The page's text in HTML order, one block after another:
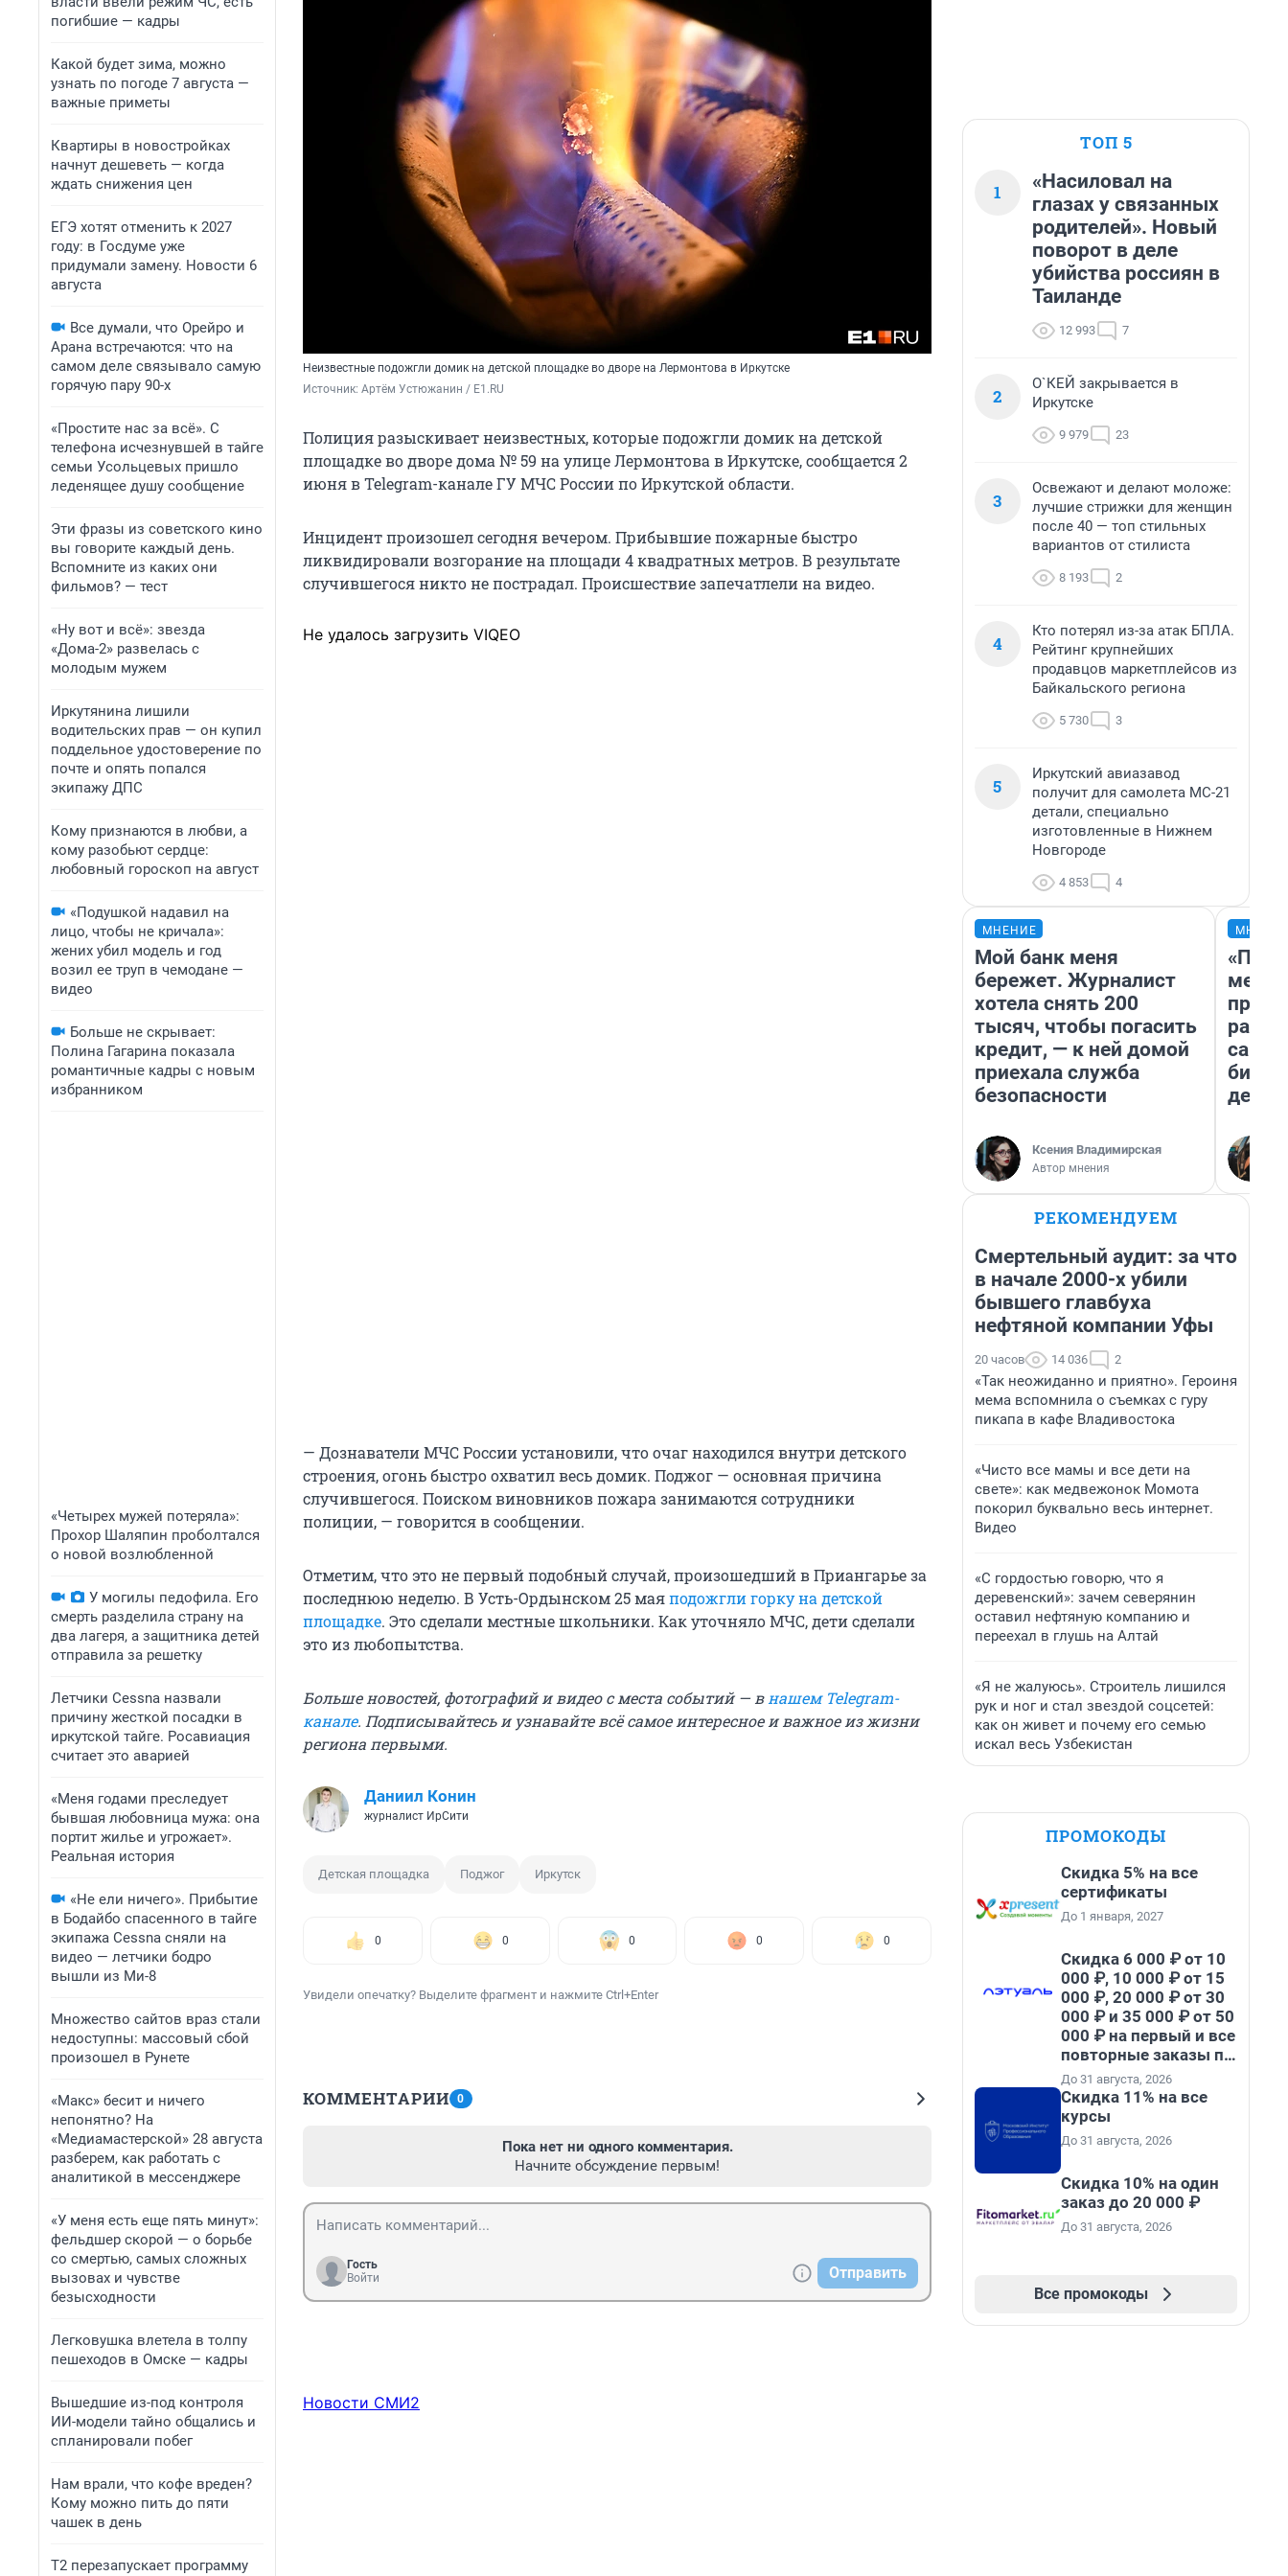
погибшие — кадры
Какой будет зима, можно
узнать по погоде 7 августа —
важные приметы
Квартиры в новостройках
начнут дешеветь — когда
ждать снижения цен
ЕГЭ хотят отменить к 2027
году: в Госдуме уже
придумали замену. Новости 6
августа
Все думали, что Орейро и
Арана встречаются: что на
самом деле связывало самую
горячую пару 90-х
«Простите нас за всё». С
телефона исчезнувшей в тайге
семьи Усольцевых пришло
леденящее душу сообщение
Эти фразы из советского кино
вы говорите каждый день.
Вспомните из каких они
фильмов? — тест
«Ну вот и всё»: звезда
«Дома-2» развелась с
молодым мужем
Иркутянина лишили
водительских прав — он купил
поддельное удостоверение по
почте и опять попался
экипажу ДПС
Кому признаются в любви, а
кому разобьют сердце:
любовный гороскоп на август
«Подушкой надавил на
лицо, чтобы не кричала»:
жених убил модель и год
возил ее труп в чемодане —
видео
Больше не скрывает:
Полина Гагарина показала
романтичные кадры с новым
избранником
«Четырех мужей потеряла»:
Прохор Шаляпин проболтался
о новой возлюбленной
У могилы педофила. Его
смерть разделила страну на
два лагеря, а защитника детей
отправила за решетку
Летчики Cessna назвали
причину жесткой посадки в
иркутской тайге. Росавиация
считает это аварией
«Меня годами преследует
бывшая любовница мужа: она
портит жилье и угрожает».
Реальная история
«Не ели ничего». Прибытие
в Бодайбо спасенного в тайге
экипажа Cessna сняли на
видео — летчики бодро
вышли из Ми-8
Множество сайтов враз стали
недоступны: массовый сбой
произошел в Рунете
«Макс» бесит и ничего
непонятно? На
«Медиамастерской» 28 августа
разберем, как работать с
аналитикой в мессенджере
«У меня есть еще пять минут»:
фельдшер скорой — о борьбе
со смертью, самых сложных
вызовах и чувстве
безысходности
Легковушка влетела в толпу
пешеходов в Омске — кадры
Вышедшие из-под контроля
ИИ-модели тайно общались и
спланировали побег
Нам врали, что кофе вреден?
Кому можно пить до пяти
чашек в день
Т2 перезапускает программу
Неизвестные подожгли домик на детской площадке во дворе на Лермонтова в Иркутске
Источник: Артём Устюжанин / E1.RU
Полиция разыскивает неизвестных, которые подожгли домик на детской
площадке во дворе дома № 59 на улице Лермонтова в Иркутске, сообщается 2
июня в Telegram-канале ГУ МЧС России по Иркутской области.
Инцидент произошел сегодня вечером. Прибывшие пожарные быстро
ликвидировали возгорание на площади 4 квадратных метров. В результате
случившегося никто не пострадал. Происшествие запечатлели на видео.
Не удалось загрузить VIQEO
— Дознаватели МЧС России установили, что очаг находился внутри детского
строения, огонь быстро охватил весь домик. Поджог — основная причина
случившегося. Поиском виновников пожара занимаются сотрудники
полиции, — говорится в сообщении.
Отметим, что это не первый подобный случай, произошедший в Приангарье за
последнюю неделю. В Усть-Ордынском 25 маяподожгли горку на детской
площадке. Это сделали местные школьники. Как уточняло МЧС, дети сделали
это из любопытства.
Больше новостей, фотографий и видео с места событий — в нашем Telegram-
канале. Подписывайтесь и узнавайте всё самое интересное и важное из жизни
региона первыми.
Даниил Конин
журналист ИрСити
Детская площадка Поджог Иркутск
0 0 0 0 0
Увидели опечатку? Выделите фрагмент и нажмите Ctrl+Enter
КОММЕНТАРИИ 0
Пока нет ни одного комментария.
Начните обсуждение первым!
Гость
Войти
Отправить
Новости СМИ2
ТОП 5
1
«Насиловал на
глазах у связанных
родителей». Новый
поворот в деле
убийства россиян в
Таиланде
12 993 7
2
О`КЕЙ закрывается в
Иркутске
9 979 23
3
Освежают и делают моложе:
лучшие стрижки для женщин
после 40 — топ стильных
вариантов от стилиста
8 193 2
4
Кто потерял из-за атак БПЛА.
Рейтинг крупнейших
продавцов маркетплейсов из
Байкальского региона
5 730 3
5
Иркутский авиазавод
получит для самолета МС-21
детали, специально
изготовленные в Нижнем
Новгороде
4 853 4
МНЕНИЕ
Мой банк меня
бережет. Журналист
хотела снять 200
тысяч, чтобы погасить
кредит, — к ней домой
приехала служба
безопасности
Ксения Владимирская
Автор мнения
РЕКОМЕНДУЕМ
Смертельный аудит: за что
в начале 2000-х убили
бывшего главбуха
нефтяной компании Уфы
20 часов 14 036 2
«Так неожиданно и приятно». Героиня
мема вспомнила о съемках с гуру
пикапа в кафе Владивостока
«Чисто все мамы и все дети на
свете»: как медвежонок Момота
покорил буквально весь интернет.
Видео
«С гордостью говорю, что я
деревенский»: зачем северянин
оставил нефтяную компанию и
переехал в глушь на Алтай
«Я не жалуюсь». Строитель лишился
рук и ног и стал звездой соцсетей:
как он живет и почему его семью
искал весь Узбекистан
ПРОМОКОДЫ
Скидка 5% на все
сертификаты
До 1 января, 2027
Скидка 6 000 ₽ от 10
000 ₽, 10 000 ₽ от 15
000 ₽, 20 000 ₽ от 30
000 ₽ и 35 000 ₽ от 50
000 ₽ на первый и все
повторные заказы по
промокоду НАБЕРИ
До 31 августа, 2026
Скидка 11% на все
курсы
До 31 августа, 2026
Скидка 10% на один
заказ до 20 000 ₽
До 31 августа, 2026
Все промокоды